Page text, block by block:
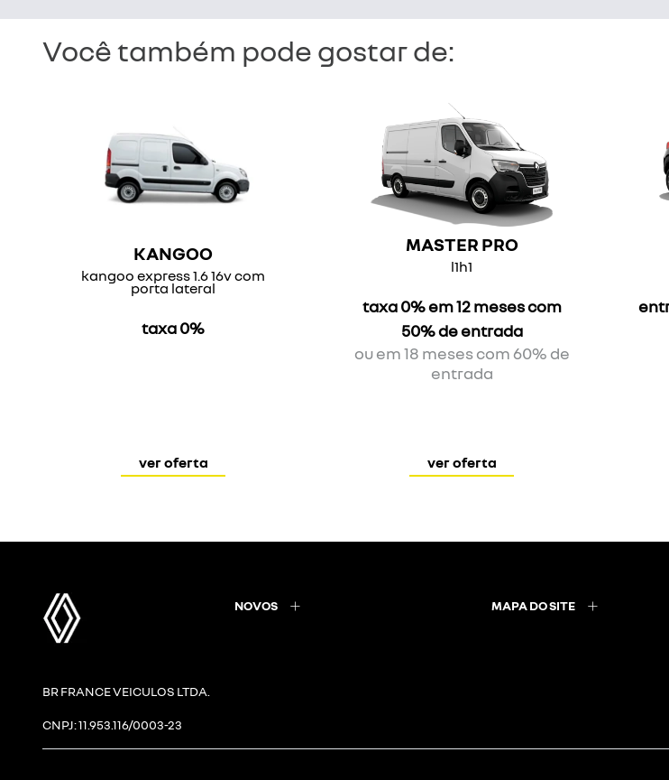
Você também pode gostar de:
KANGOO
kangoo express 1.6 16v com
porta lateral
taxa 0%
ver oferta
MASTER PRO
l1h1
taxa 0% em 12 meses com
50% de entrada
ou em 18 meses com 60% de
entrada
ver oferta
NOVOS MAPA DO SITE
BR FRANCE VEICULOS LTDA.
CNPJ: 11.953.116/0003-23